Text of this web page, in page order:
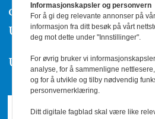
også klage inn saker til
Utvalg,www.pfu.no.
Utgiver: PBL
Informasjonskapsler og personvern
For å gi deg relevante annonser på
informasjon fra ditt besøk på vårt
deg mot dette under "Innstillinger".
For øvrig bruker vi
analyse, for å sammenligne
og for å utvikle og tilby nødvendig
personvernerklæring.
Ditt digitale fagblad skal være like